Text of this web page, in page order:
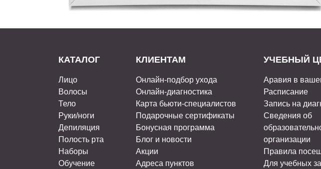
КАТАЛОГ
Лицо
Волосы
Тело
Руки/ноги
Депиляция
Полость рта
Наборы
Обучение
КЛИЕНТАМ
Онлайн-подбор ухода
Онлайн-диагностика
Карта бьюти-специалистов
Подарочные сертификаты
Бонусная программа
Блог и новости
Акции
Адреса пунктов
УЧЕБНЫЙ
Аравия в
Расписание
Запись на
Сведения об
организации
Правила
Для учебных